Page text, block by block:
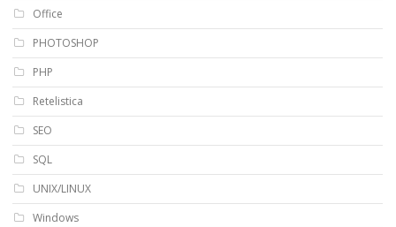
Office
PHOTOSHOP
PHP
Retelistica
SEO
SQL
UNIX/LINUX
Windows